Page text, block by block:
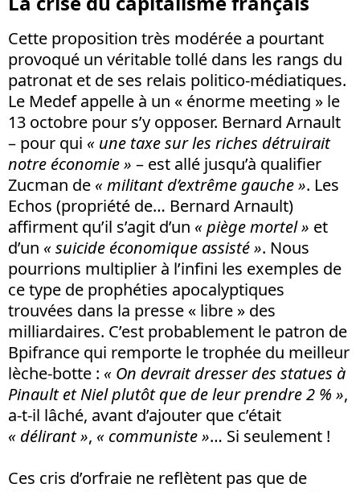
Cette proposition très modérée a pourtant
provoqué un véritable tollé dans les rangs du
patronat et de ses relais politico-médiatiques.
Le Medef appelle à un « énorme meeting » le
13 octobre pour s’y opposer. Bernard Arnault
– pour qui « une taxe sur les riches détruirait
notre économie » – est allé jusqu’à qualifier
Zucman de « militant d’extrême gauche ». Les
Echos (propriété de… Bernard Arnault)
affirment qu’il s’agit d’un « piège mortel » et
d’un « suicide économique assisté ». Nous
pourrions multiplier à l’infini les exemples de
ce type de prophéties apocalyptiques
trouvées dans la presse « libre » des
milliardaires. C’est probablement le patron de
Bpifrance qui remporte le trophée du meilleur
lèche-botte : « On devrait dresser des statues à
Pinault et Niel plutôt que de leur prendre 2 % »,
a-t-il lâché, avant d’ajouter que c’était
« délirant », « communiste »… Si seulement !
Ces cris d’orfraie ne reflètent pas que de